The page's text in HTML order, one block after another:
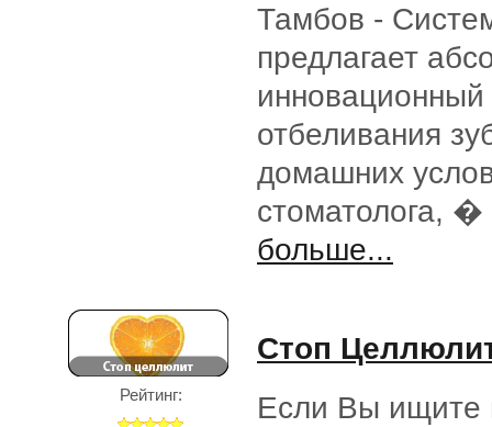
Тамбов -
предлагает
инновационный
отбеливания
домашних
стоматолога, �
больше...
Рейтинг:
Стоп
Если Вы ищите